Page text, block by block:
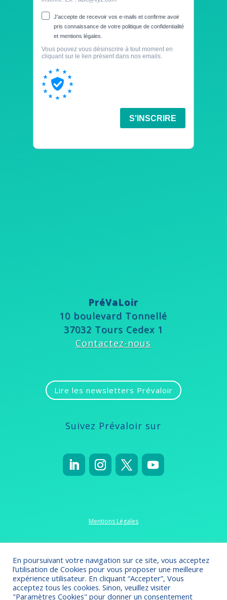
PréVaLoir
10 boulevard Tonnellé
37032 Tours Cedex 1
Contactez-nous
Lire les newsletters Prévaloir
Suivez Prévaloir sur
Mentions Légales
Politique de confidentialité
Crédits 2022-2023// CréationOmsolution
En poursuivant votre navigation sur ce site, vous acceptez
l’utilisation de Cookies pour vous proposer une meilleure
expérience utilisateur. En cliquant “Accepter”, Vous
acceptez tous les cookies. Sinon, veuillez visiter
"Paramètres Cookies" pour donner un consentement